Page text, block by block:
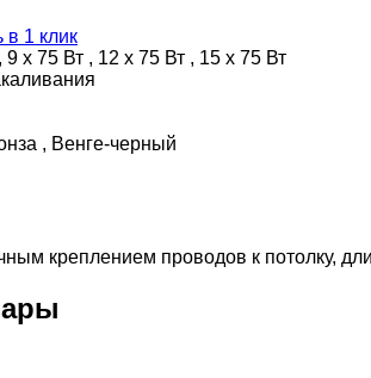
в 1 клик
9 х 75 Вт , 12 х 75 Вт , 15 х 75 Вт
, Венге-черный
креплением проводов к потолку,